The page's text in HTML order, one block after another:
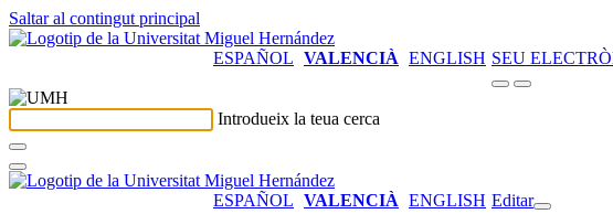
Saltar al contingut principal
ESPAÑOL VALENCIÀ ENGLISH SEU
Introdueix la teua cerca
ESPAÑOL VALENCIÀ ENGLISH Editar